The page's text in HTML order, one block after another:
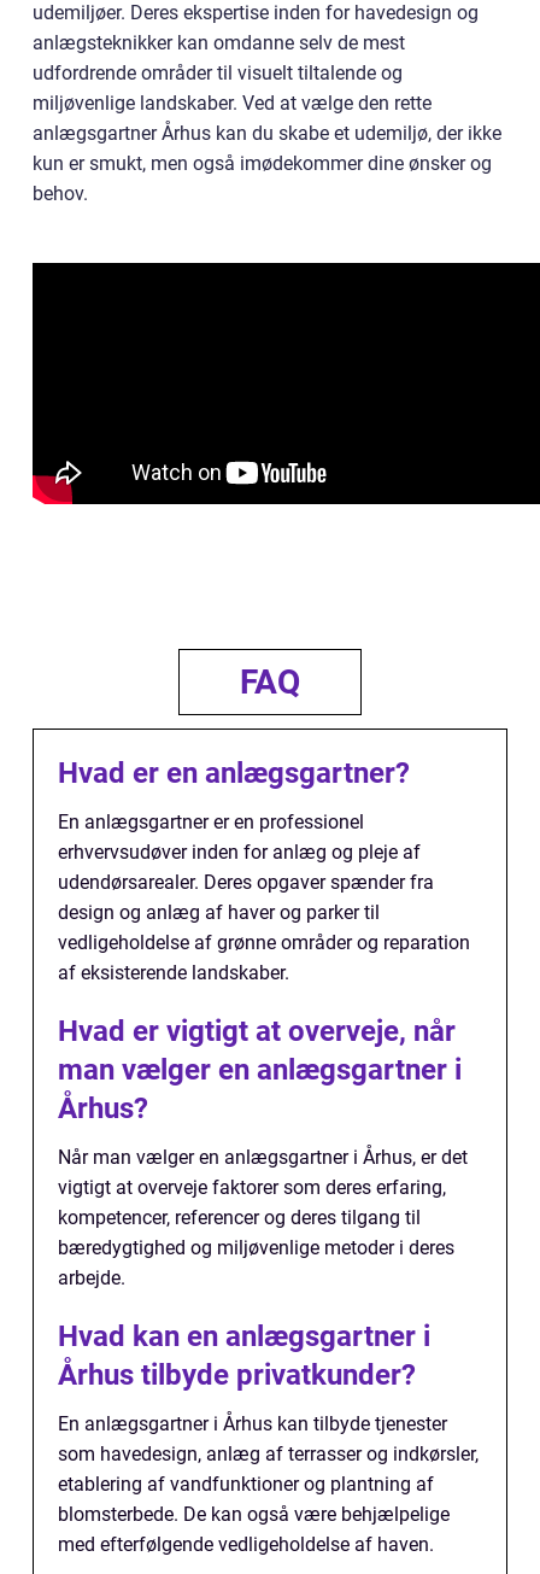
udemiljøer. Deres ekspertise inden for havedesign og
anlægsteknikker kan omdanne selv de mest
udfordrende områder til visuelt tiltalende og
miljøvenlige landskaber. Ved at vælge den rette
anlægsgartner Århus kan du skabe et udemiljø, der ikke
kun er smukt, men også imødekommer dine ønsker og
behov.
FAQ
Hvad er en anlægsgartner?
En anlægsgartner er en professionel
erhvervsudøver inden for anlæg og pleje af
udendørsarealer. Deres opgaver spænder fra
design og anlæg af haver og parker til
vedligeholdelse af grønne områder og reparation
af eksisterende landskaber.
Hvad er vigtigt at overveje, når
man vælger en anlægsgartner i
Århus?
Når man vælger en anlægsgartner i Århus, er det
vigtigt at overveje faktorer som deres erfaring,
kompetencer, referencer og deres tilgang til
bæredygtighed og miljøvenlige metoder i deres
arbejde.
Hvad kan en anlægsgartner i
Århus tilbyde privatkunder?
En anlægsgartner i Århus kan tilbyde tjenester
som havedesign, anlæg af terrasser og indkørsler,
etablering af vandfunktioner og plantning af
blomsterbede. De kan også være behjælpelige
med efterfølgende vedligeholdelse af haven.